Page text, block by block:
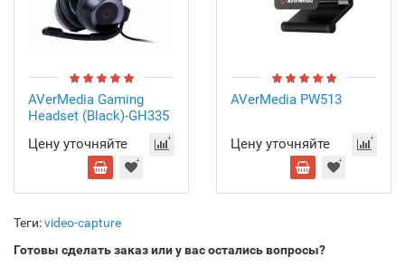
AVerMedia Gaming
Headset (Black)-GH335
Цену уточняйте
AVerMedia PW513
Цену уточняйте
Теги:video-capture
Готовы сделать заказ или у вас остались вопросы?